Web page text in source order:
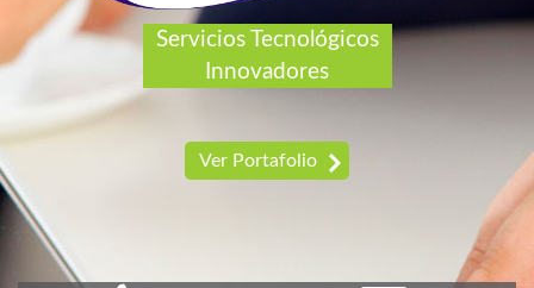
Servicios Tecnológicos
Innovadores
Ver Portafolio